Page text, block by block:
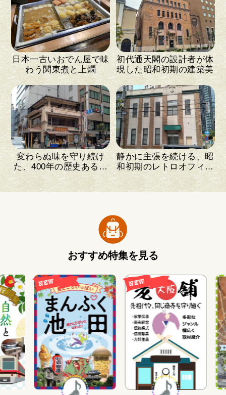
日本一古いおでん屋で味
わう関東煮と上燗
初代通天閣の設計者が体
現した昭和初期の建築美
変わらぬ味を守り続け
た、400年の歴史ある和
菓子店
静かに主張を続ける、昭
和初期のレトロオフィス
ビル
おすすめ特集を見る